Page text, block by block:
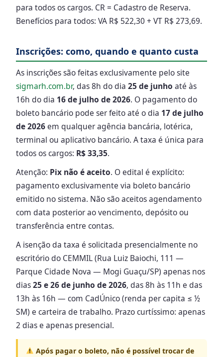
para todos os cargos. CR = Cadastro de Reserva.
Benefícios para todos: VA R$ 522,30 + VT R$ 273,69.
Inscrições: como, quando e quanto custa
As inscrições são feitas exclusivamente pelo site
sigmarh.com.br, das 8h do dia 25 de junho até às
16h do dia 16 de julho de 2026. O pagamento do
boleto bancário pode ser feito até o dia 17 de julho
de 2026em qualquer agência bancária, lotérica,
terminal ou aplicativo bancário. A taxa é única para
todos os cargos: R$ 33,35.
Atenção: Pix não é aceito. O edital é explícito:
pagamento exclusivamente via boleto bancário
emitido no sistema. Não são aceitos agendamento
com data posterior ao vencimento, depósito ou
transferência entre contas.
A isenção da taxa é solicitada presencialmente no
escritório do CEMMIL (Rua Luiz Baiochi, 111 —
Parque Cidade Nova — Mogi Guaçu/SP) apenas nos
dias25 e 26 de junho de 2026, das 8h às 11h e das
13h às 16h — com CadÚnico (renda per capita ≤ ½
SM) e carteira de trabalho. Prazo curtíssimo: apenas
2 dias e apenas presencial.
Após pagar o boleto, não é possível trocar de